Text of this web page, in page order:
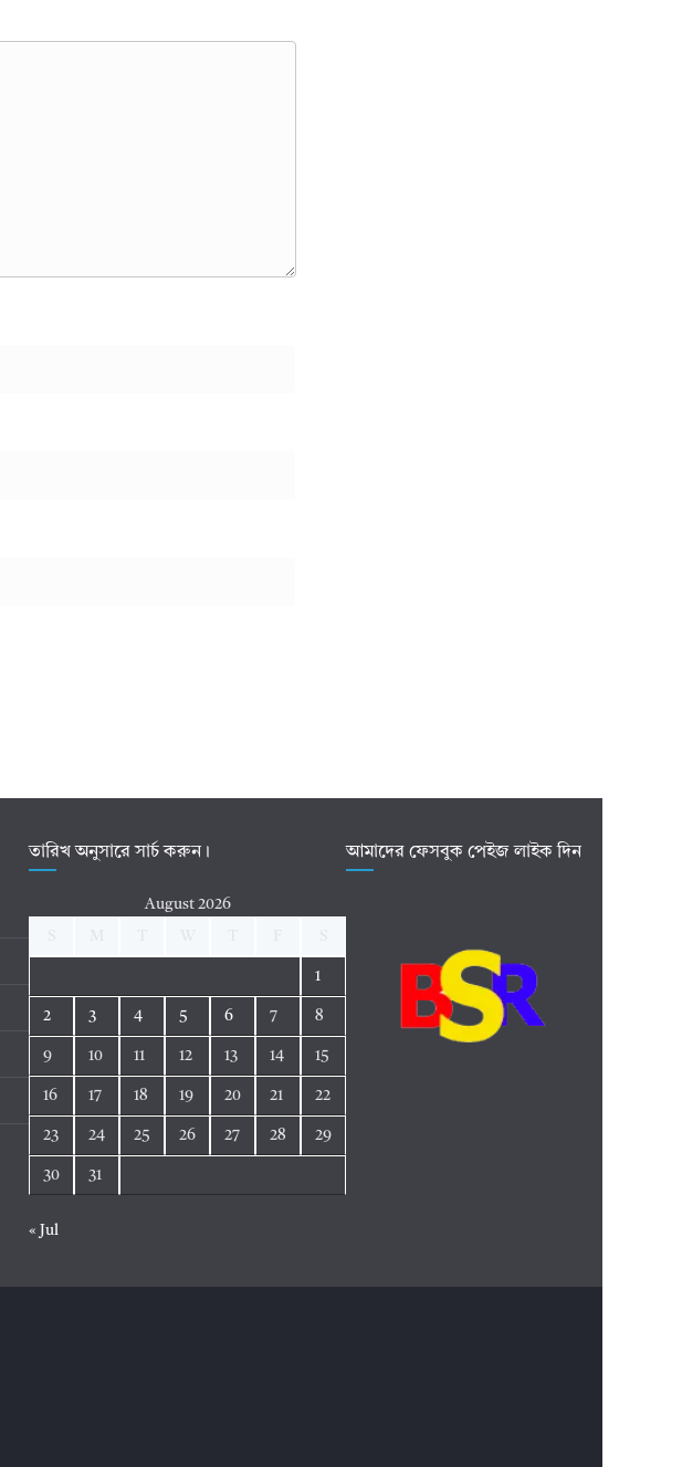
তারিখ অনুসারে সার্চ করুন।
August 2026
1
2 3 4 5 6 7 8
9 10 11 12 13 14 15
16 17 18 19 20 21 22
23 24 25 26 27 28 29
30 31
« Jul
আমাদের ফেসবুক পেইজ লাইক দিন